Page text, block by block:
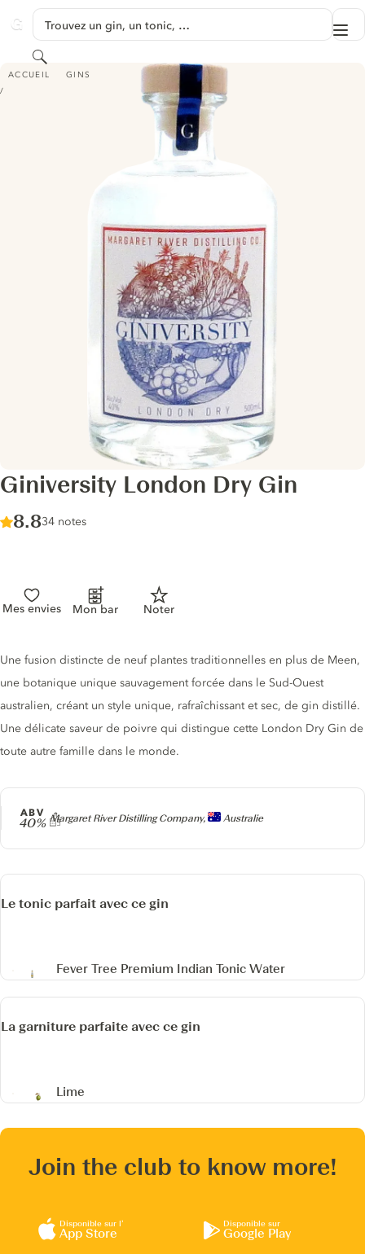
GINVENTORY
Trouvez un gin, un tonic, …
Rechercher
ACCUEIL GINS
GINIVERSITY LONDON DRY GIN
Giniversity London Dry Gin
Score :
8.8/ 10
34 notes
Mes envies Mon bar Noter
Producteur
Margaret River Distilling Company, Australie
ABV
40%
Description du gin
Une fusion distincte de neuf plantes traditionnelles en plus de Meen,
une botanique unique sauvagement forcée dans le Sud-Ouest
australien, créant un style unique, rafraîchissant et sec, de gin distillé.
Une délicate saveur de poivre qui distingue cette London Dry Gin de
toute autre famille dans le monde.
Le tonic parfait avec ce gin
Fever Tree Premium Indian Tonic Water
La garniture parfaite avec ce gin
Lime
Join the club to know more!
Disponible sur l’
App Store
Disponible sur
Google Play